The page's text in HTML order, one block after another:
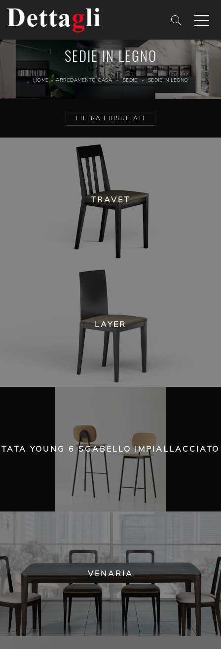
SEDIE IN LEGNO
HOME - ARREDAMENTO CASA - SEDIE - SEDIE IN LEGNO
FILTRA I RISULTATI
TRAVET
LAYER
TATA YOUNG 6 SGABELLO IMPIALLACCIATO
VENARIA